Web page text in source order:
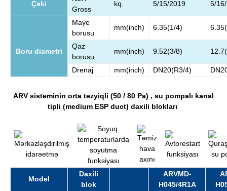
Çəki
Gross
kq. 5/15/2019 5/
Boru diametri
Maye
borusu
mm(inch) 6.35(1/4)
Qaz
borusu
mm(inch) 9.52(3/8)
Drenaj mm(inch) DN20(R3/4)
ARV sisteminin orta təzyiqli (50 / 80 Pa) , su pompalı kanal
tipli (medium ESP duct) daxili blokları
Model
Daxili
blok
ARVMD-
H045/4R1A